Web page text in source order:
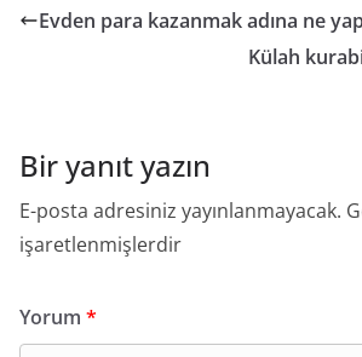
Evden para kazanmak adına ne
Külah
Bir yanıt yazın
E-posta adresiniz yayınlanmayacak.
işaretlenmişlerdir
Yorum *